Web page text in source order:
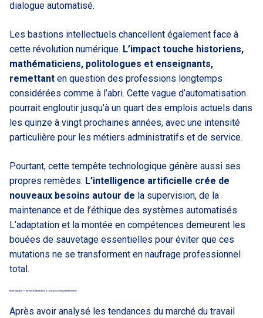
dialogue automatisé.
Les bastions intellectuels chancellent également face à
cette révolution numérique. L’impact touche historiens,
mathématiciens, politologues et enseignants,
remettant en question des professions longtemps
considérées comme à l’abri. Cette vague d’automatisation
pourrait engloutir jusqu’à un quart des emplois actuels dans
les quinze à vingt prochaines années, avec une intensité
particulière pour les métiers administratifs et de service.
Pourtant, cette tempête technologique génère aussi ses
propres remèdes. L’intelligence artificielle crée de
nouveaux besoins autour de la supervision, de la
maintenance et de l’éthique des systèmes automatisés.
L’adaptation et la montée en compétences demeurent les
bouées de sauvetage essentielles pour éviter que ces
mutations ne se transforment en naufrage professionnel
total.
Marie (Angers) « 7 métiers résistants face à l’IA selon 25 000 professionnels »
Après avoir analysé les tendances du marché du travail